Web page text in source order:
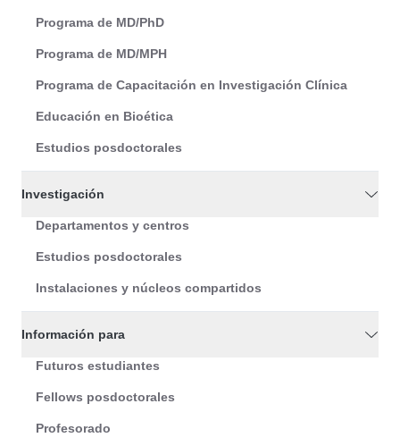
Programa de MD/PhD
Programa de MD/MPH
Programa de Capacitación en Investigación Clínica
Educación en Bioética
Estudios posdoctorales
Investigación
Departamentos y centros
Estudios posdoctorales
Instalaciones y núcleos compartidos
Información para
Futuros estudiantes
Fellows posdoctorales
Profesorado